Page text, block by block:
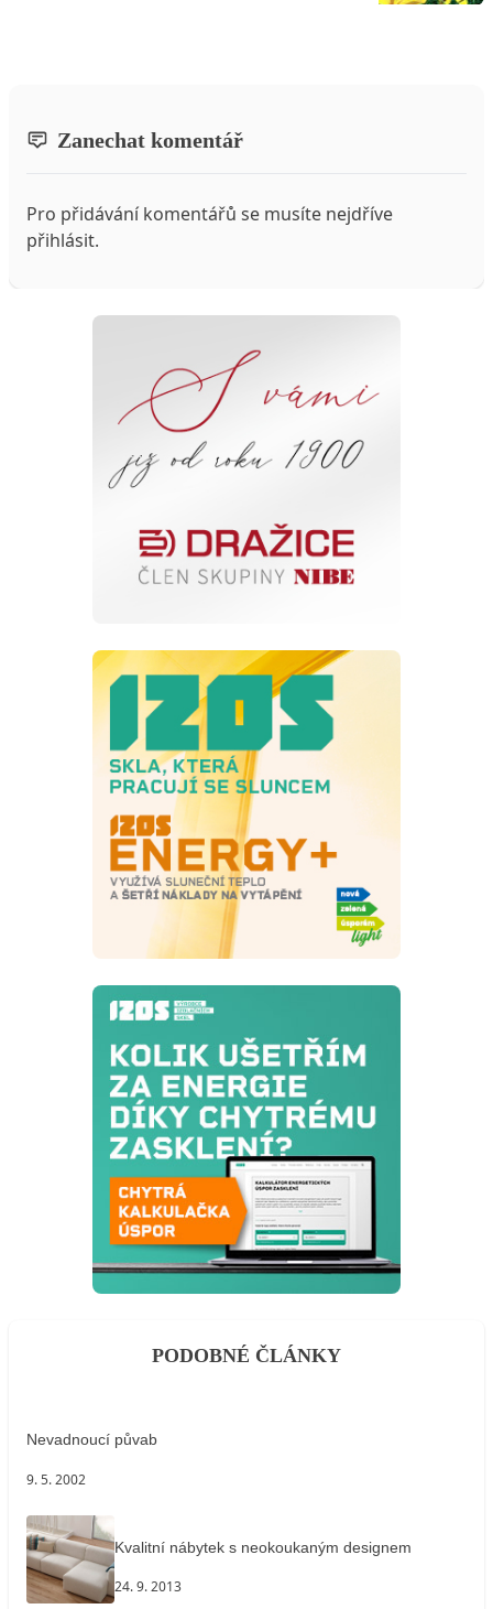
Zanechat komentář
Pro přidávání komentářů se musíte nejdříve
přihlásit.
PODOBNÉ ČLÁNKY
Nevadnoucí půvab
9. 5. 2002
Kvalitní nábytek s neokoukaným designem
24. 9. 2013